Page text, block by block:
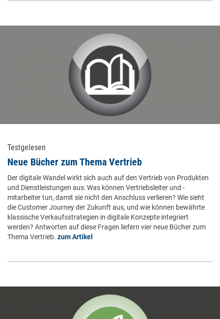
Testgelesen
Neue Bücher zum Thema Vertrieb
Der digitale Wandel wirkt sich auch auf den Vertrieb von Produkten
und Dienstleistungen aus: Was können Vertriebsleiter und -
mitarbeiter tun, damit sie nicht den Anschluss verlieren? Wie sieht
die Customer Journey der Zukunft aus, und wie können bewährte
klassische Verkaufsstrategien in digitale Konzepte integriert
werden? Antworten auf diese Fragen liefern vier neue Bücher zum
Thema Vertrieb. zum Artikel